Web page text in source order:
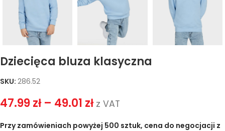
Dziecięca bluza klasyczna
SKU: 286.52
47.99zł – 49.01 zł z VAT
Przy zamówieniach powyżej 500 sztuk, cena do negocjacji z